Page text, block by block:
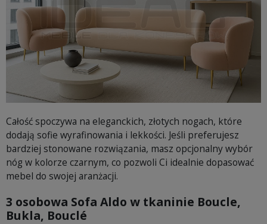
Całość spoczywa na eleganckich, złotych nogach, które
dodają sofie wyrafinowania i lekkości. Jeśli preferujesz
bardziej stonowane rozwiązania, masz opcjonalny wybór
nóg w kolorze czarnym, co pozwoli Ci idealnie dopasować
mebel do swojej aranżacji.
3 osobowa Sofa Aldo w tkaninie Boucle,
Bukla, Bouclé